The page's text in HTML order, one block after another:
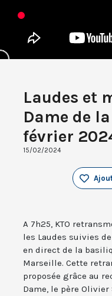
Laudes et
Dame de
février
15/02/2024
A 7h25, KTO
les Laudes suivies
en direct de la
Marseille. Cette
proposée grâce au
Dame, le père Olivier